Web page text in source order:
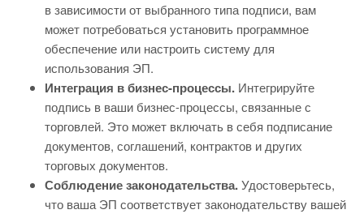
в зависимости от выбранного типа подписи, вам
может потребоваться установить программное
обеспечение или настроить систему для
использования ЭП.
Интеграция в бизнес-процессы. Интегрируйте
подпись в ваши бизнес-процессы, связанные с
торговлей. Это может включать в себя подписание
документов, соглашений, контрактов и других
торговых документов.
Соблюдение законодательства.Удостоверьтесь,
что ваша ЭП соответствует законодательству вашей